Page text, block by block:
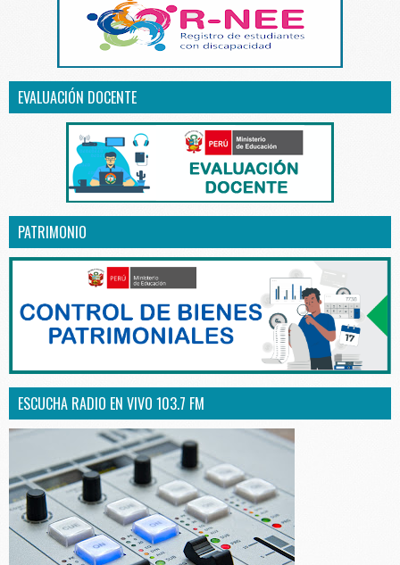
EVALUACIÓN DOCENTE
PATRIMONIO
ESCUCHA RADIO EN VIVO 103.7 FM